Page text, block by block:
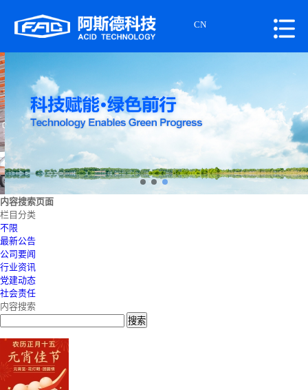
CN
内容搜索页面
栏目分类
不限
最新公告
公司要闻
行业资讯
党建动态
社会责任
内容搜索
搜索